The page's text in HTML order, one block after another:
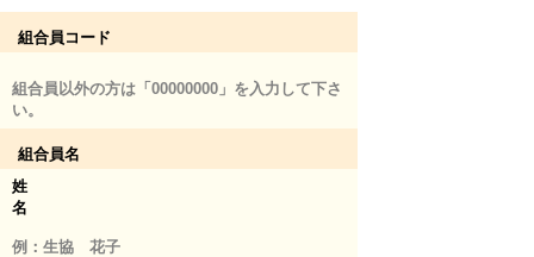
組合員コード
組合員以外の方は「00000000」を入力して下さ
い。
組合員名
姓
名
例：生協 花子